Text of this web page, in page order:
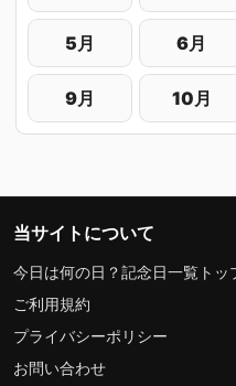
5月 6月
9月 10月
当サイトについて
今日は何の日？記念日一覧トッ
ご利用規約
プライバシーポリシー
お問い合わせ